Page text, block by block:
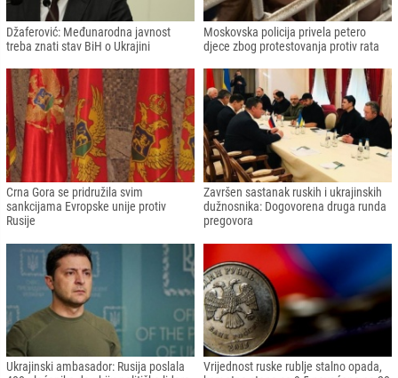
Kurti: Izražavamo zabrinutost da bi
Putin mogao prenijeti rat na Zapadni
Balkan
Slovenija traži izvinjenje i odštetu od
Rusije
Rezolucija UN-a koja osuđuje rusku
invaziju: BiH i Srbija glasale "za"
Komšić: Dodik izvršava dogovorene
planove sa Rusijom u cilju
destabilizacije BiH
Džaferović: Međunarodna javnost
treba znati stav BiH o Ukrajini
Moskovska policija privela petero
djece zbog protestovanja protiv rata